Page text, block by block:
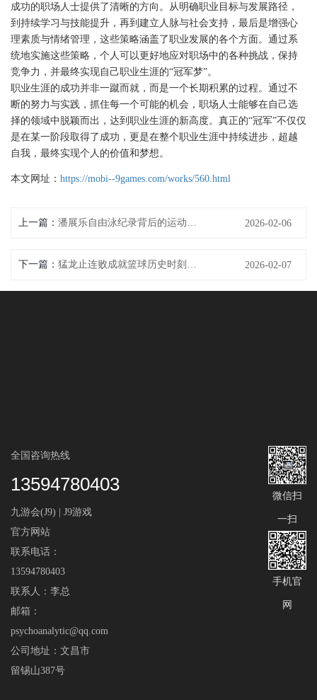
成功的职场人士提供了清晰的方向。从明确职业目标与发展路径，
到持续学习与技能提升，再到建立人脉与社会支持，最后是增强心
理素质与情绪管理，这些策略涵盖了职业发展的各个方面。通过系
统地实施这些策略，个人可以更好地应对职场中的各种挑战，保持
竞争力，并最终实现自己职业生涯的“冠军梦”。
职业生涯的成功并非一蹴而就，而是一个长期积累的过程。通过不
断的努力与实践，抓住每一个可能的机会，职场人士能够在自己选
择的领域中脱颖而出，达到职业生涯的新高度。真正的“冠军”不仅仅
是在某一阶段取得了成功，更是在整个职业生涯中持续进步，超越
自我，最终实现个人的价值和梦想。
本文网址： https://mobi--9games.com/works/560.html
上一篇： 2026-02-06
下一篇： 2026-02-07
全国咨询热线
13594780403
九游会(J9) | J9游戏
官方网站
联系电话：
13594780403
联系人：李总
邮箱：
psychoanalytic@qq.com
公司地址：文昌市
留锡山387号
微信扫
一扫
手机官
网